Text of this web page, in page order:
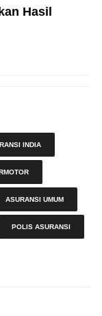
Hasil
INDIA
ASURANSI UMUM
POLIS ASURANSI